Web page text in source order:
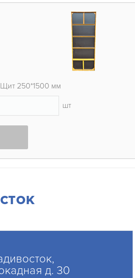
Щит 250*1500 мм
шт
д. 30